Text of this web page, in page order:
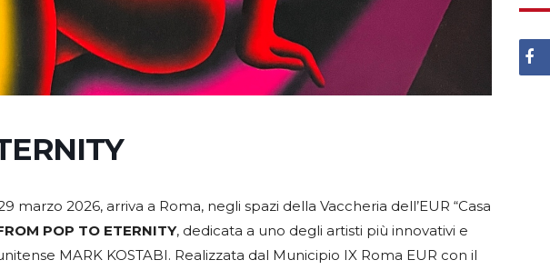
marzo 2026, arriva a Roma, negli spazi della Vaccheria dell’EUR “Casa
POP TO ETERNITY, dedicata a uno degli artisti più innovativi e
MARK KOSTABI. Realizzata dal Municipio IX Roma EUR con il